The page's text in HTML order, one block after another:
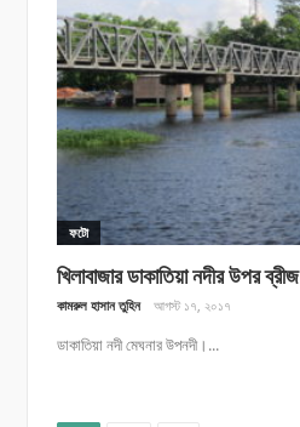
ফটো
খিলাবাজার ডাকাতিয়া নদীর উপর ব্রীজ
কামরুল হাসান তুহিন আগস্ট ১৭, ২০১৭
ডাকাতিয়া নদী মেঘনার উপনদী।...